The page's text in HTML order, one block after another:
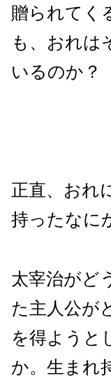
贈られてく
も、おれは
いるのか？
正直、おれ
持ったなに
太宰治がど
た主人公が
を得ようと
か。生まれ